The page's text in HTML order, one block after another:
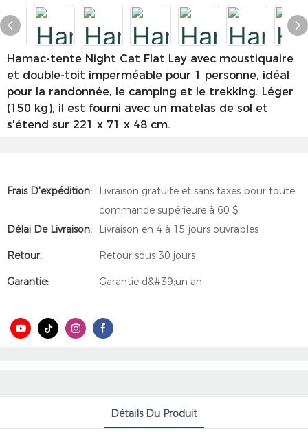
Hamac-tente Night Cat Flat Lay avec moustiquaire
et double-toit imperméable pour 1 personne, idéal
pour la randonnée, le camping et le trekking. Léger
(150 kg), il est fourni avec un matelas de sol et
s'étend sur 221 x 71 x 48 cm.
Frais D'expédition:
Livraison gratuite et sans taxes pour toute
commande supérieure à 60 $
Délai De Livraison:
Livraison en 4 à 15 jours ouvrables
Retour: Retour sous 30 jours
Garantie: Garantie d&#39;un an
Détails Du Produit